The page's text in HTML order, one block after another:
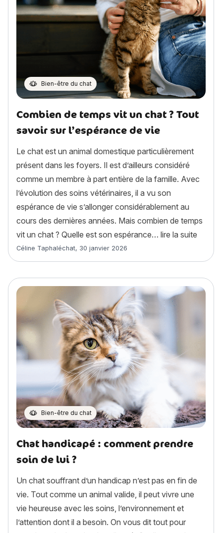
Bien-être du chat
Combien de temps vit un chat ? Tout
savoir sur l’espérance de vie
Le chat est un animal domestique particulièrement
présent dans les foyers. Il est d’ailleurs considéré
comme un membre à part entière de la famille. Avec
l’évolution des soins vétérinaires, il a vu son
espérance de vie s’allonger considérablement au
cours des dernières années. Mais combien de temps
vit un chat ? Quelle est son espérance… lire la suite
Article rédigé par
Céline Taphaléchat, 30 janvier 2026
Bien-être du chat
Chat handicapé : comment prendre
soin de lui ?
Un chat souffrant d’un handicap n’est pas en fin de
vie. Tout comme un animal valide, il peut vivre une
vie heureuse avec les soins, l’environnement et
l’attention dont il a besoin. On vous dit tout pour